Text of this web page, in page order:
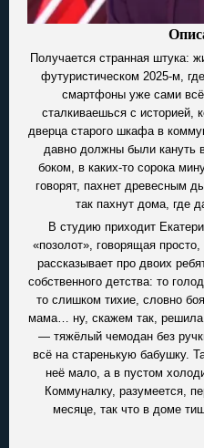
Получается странная штука:
футуристическом 2025-м,
смартфоны уже сами
сталкиваешься с историей,
дверца старого шкафа в
давно должны были кануть
боком, в каких-то сорока
говорят, пахнет древесным
так пахнут дома, где
В студию приходит
«позолот», говорящая
рассказывает про двоих
собственного детства: то
то слишком тихие, словно
мама… ну, скажем так,
— тяжёлый чемодан без
всё на старенькую бабушку.
неё мало, а в пустом
Коммуналку, разумеется,
месяце, так что в доме